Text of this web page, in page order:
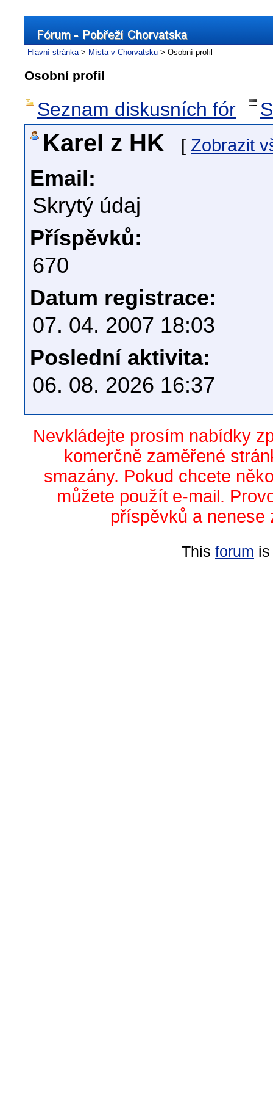
Hlavní stránka> Místa v Chorvatsku > Osobní profil
Osobní profil
Seznam diskusních fór
Karel z HK [ Zobrazit
Email:
Skrytý údaj
Příspěvků:
670
Datum registrace:
07. 04. 2007 18:03
Poslední aktivita:
06. 08. 2026 16:37
Nevkládejte prosím nabídky
komerčně zaměřené
smazány. Pokud chcete
můžete použít e-mail.
příspěvků a nenese
This forum